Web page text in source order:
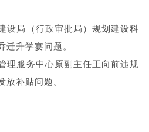
设局（行政审批局）规划建设科
升学宴问题。
理服务中心原副主任王向前违规
补贴问题。